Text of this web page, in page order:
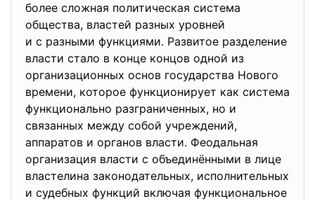
более сложная политическая система
общества, властей разных уровней
и с разными функциями. Развитое разделение
власти стало в конце концов одной из
организационных основ государства Нового
времени, которое функционирует как система
функционально разграниченных, но и
связанных между собой учреждений,
аппаратов и органов власти. Феодальная
организация власти с объединёнными в лице
властелина законодательных, исполнительных
и судебных функций включая функциональное